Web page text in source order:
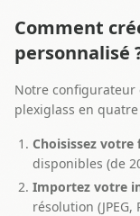
Comment
personnalisé
Notre
plexiglass en
Choisissez
disponibles (de
Importez votre
résolution (JPEG,